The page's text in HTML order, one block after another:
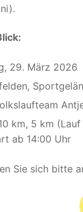
29. März 2026
km, 5 km
ab 14:00 Uhr
Sie sich bitte